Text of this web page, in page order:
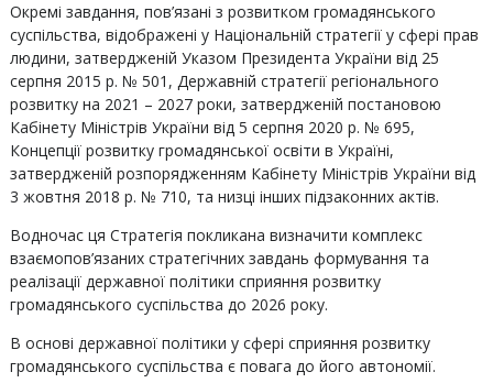
Окремі завдання, пов’язані з розвитком громадянського
суспільства, відображені у Національній стратегії у сфері прав
людини, затвердженій Указом Президента України від 25
серпня 2015 р. № 501, Державній стратегії регіонального
розвитку на 2021 – 2027 роки, затвердженій постановою
Кабінету Міністрів України від 5 серпня 2020 р. № 695,
Концепції розвитку громадянської освіти в Україні,
затвердженій розпорядженням Кабінету Міністрів України від
3 жовтня 2018 р. № 710, та низці інших підзаконних актів.
Водночас ця Стратегія покликана визначити комплекс
взаємопов’язаних стратегічних завдань формування та
реалізації державної політики сприяння розвитку
громадянського суспільства до 2026 року.
В основі державної політики у сфері сприяння розвитку
громадянського суспільства є повага до його автономії.